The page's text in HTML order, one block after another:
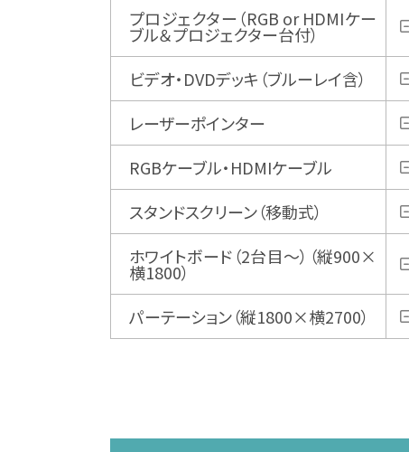
プロジェクター（RGB or HDMIケー
ブル＆プロジェクター台付）
ビデオ・DVDデッキ（ブルーレイ含）
レーザーポインター
RGBケーブル・HDMIケーブル
スタンドスクリーン（移動式）
ホワイトボード（2台目～）（縦900×
横1800）
パーテーション（縦1800×横2700）